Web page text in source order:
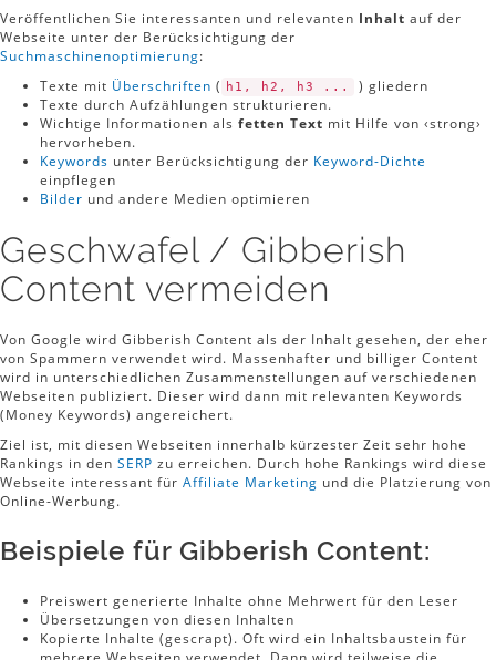
Veröffentlichen Sie interessanten und relevanten Inhalt auf der
Webseite unter der Berücksichtigung der
Suchmaschinenoptimierung:
Texte mit Überschriften ( h1, h2, h3 ...
) gliedern
Texte durch Aufzählungen strukturieren.
Wichtige Informationen als fetten Text mit Hilfe von ‹strong›
hervorheben.
Keywords unter Berücksichtigung der Keyword-Dichte
einpflegen
Bilder und andere Medien optimieren
Geschwafel / Gibberish
Content vermeiden
Von Google wird Gibberish Content als der Inhalt gesehen, der eher
von Spammern verwendet wird. Massenhafter und billiger Content
wird in unterschiedlichen Zusammenstellungen auf verschiedenen
Webseiten publiziert. Dieser wird dann mit relevanten Keywords
(Money Keywords) angereichert.
Ziel ist, mit diesen Webseiten innerhalb kürzester Zeit sehr hohe
Rankings in den SERP zu erreichen. Durch hohe Rankings wird diese
Webseite interessant für Affiliate Marketing und die Platzierung von
Online-Werbung.
Beispiele für Gibberish Content:
Preiswert generierte Inhalte ohne Mehrwert für den Leser
Übersetzungen von diesen Inhalten
Kopierte Inhalte (gescrapt). Oft wird ein Inhaltsbaustein für